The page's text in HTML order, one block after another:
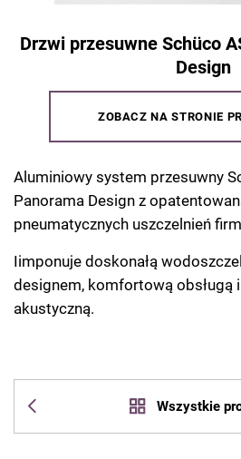
Drzwi przesuwne Schüco
Design
ZOBACZ NA STRONIE
Aluminiowy system przesuwny
Panorama Design z
pneumatycznych uszczelnień
Iimponuje doskonałą
designem, komfortową obsługą
akustyczną.
Wszystkie